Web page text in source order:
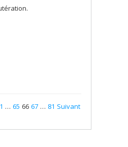
1 … 65 66 67 … 81 Suivant